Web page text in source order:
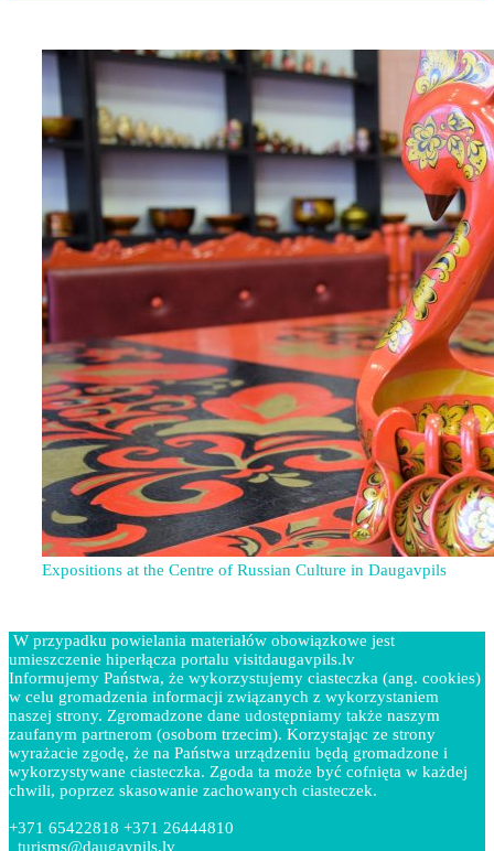
Expositions at the Centre of Russian Culture in Daugavpils
W przypadku powielania materiałów obowiązkowe jest
umieszczenie hiperłącza portalu visitdaugavpils.lv
Informujemy Państwa, że wykorzystujemy ciasteczka (ang. cookies)
w celu gromadzenia informacji związanych z wykorzystaniem
naszej strony. Zgromadzone dane udostępniamy także naszym
zaufanym partnerom (osobom trzecim). Korzystając ze strony
wyrażacie zgodę, że na Państwa urządzeniu będą gromadzone i
wykorzystywane ciasteczka. Zgoda ta może być cofnięta w każdej
chwili, poprzez skasowanie zachowanych ciasteczek.
+371 65422818 +371 26444810
turisms@daugavpils.lv